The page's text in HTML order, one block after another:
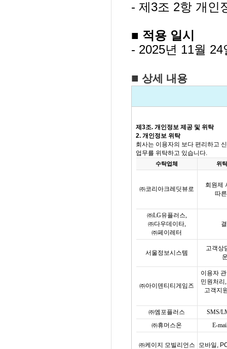
- 제3조 2항 개인
■ 적용 일시
- 2025년 11월 24
■ 상세 내용
제 3조. 개인정보 제공 및 위탁
2. 개인정보 위탁
회사는 이용자의 보다 편리하고
업무를 위탁하고 있습니다.
수탁업체 위
㈜코리아크레딧뷰로
회원제
따
㈜LG유플러스,
㈜다우데이타,
㈜페이레터
서울정보시스템
고객상
㈜아이덴티티게임즈
이용자
민원처리
고객지
㈜엠포플러스
SMS/
㈜휴머스온
E-
㈜케이지 모빌리언스
모바일 ,